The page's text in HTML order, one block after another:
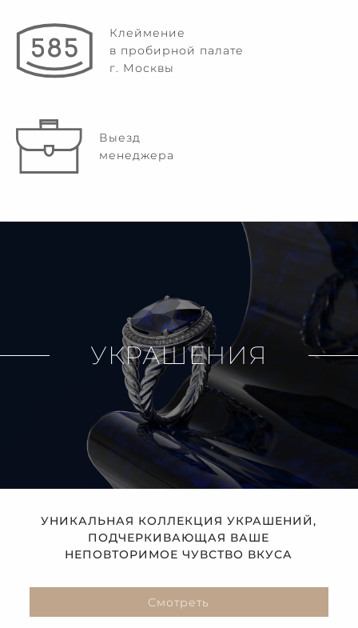
Клеймение
в пробирной палате
г. Москвы
Выезд
менеджера
УКРАШЕНИЯ
УНИКАЛЬНАЯ КОЛЛЕКЦИЯ УКРАШЕНИЙ,
ПОДЧЕРКИВАЮЩАЯ ВАШЕ
НЕПОВТОРИМОЕ ЧУВСТВО ВКУСА
Смотреть